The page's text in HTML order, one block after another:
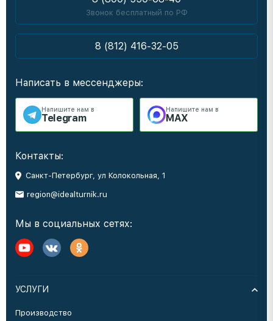
Звонок бесплатный по РФ
8 (812) 416-32-05
Написать в мессенджеры:
Напишите нам в
Telegram
Напишите нам в
MAX
Контакты:
Санкт-Петербург, ул Колокольная, 1
region@idealturnik.ru
Мы в социальных сетях:
УСЛУГИ
Производство